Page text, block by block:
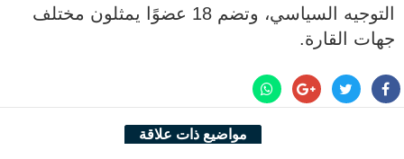
التوجيه السياسي، وتضم 18 عضوًا يمثلون مختلف
جهات القارة.
مواضيع ذات علاقة